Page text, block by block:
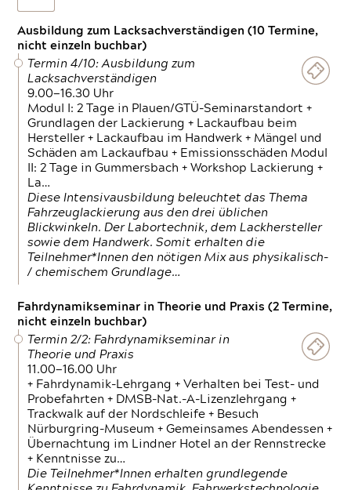
Ausbildung zum Lacksachverständigen (10 Termine,
nicht einzeln buchbar)
Termin 4/10: Ausbildung zum
Lacksachverständigen
9.00—16.30 Uhr
Modul I: 2 Tage in Plauen/GTÜ-Seminarstandort +
Grundlagen der Lackierung + Lackaufbau beim
Hersteller + Lackaufbau im Handwerk + Mängel und
Schäden am Lackaufbau + Emissionsschäden Modul
II: 2 Tage in Gummersbach + Workshop Lackierung +
La…
Diese Intensivausbildung beleuchtet das Thema
Fahrzeuglackierung aus den drei üblichen
Blickwinkeln. Der Labortechnik, dem Lackhersteller
sowie dem Handwerk. Somit erhalten die
Teilnehmer*Innen den nötigen Mix aus physikalisch-
/ chemischem Grundlage…
Fahrdynamikseminar in Theorie und Praxis (2 Termine,
nicht einzeln buchbar)
Termin 2/2: Fahrdynamikseminar in
Theorie und Praxis
11.00—16.00 Uhr
+ Fahrdynamik-Lehrgang + Verhalten bei Test- und
Probefahrten + DMSB-Nat.-A-Lizenzlehrgang +
Trackwalk auf der Nordschleife + Besuch
Nürburgring-Museum + Gemeinsames Abendessen +
Übernachtung im Lindner Hotel an der Rennstrecke
+ Kenntnisse zu…
Die Teilnehmer*Innen erhalten grundlegende